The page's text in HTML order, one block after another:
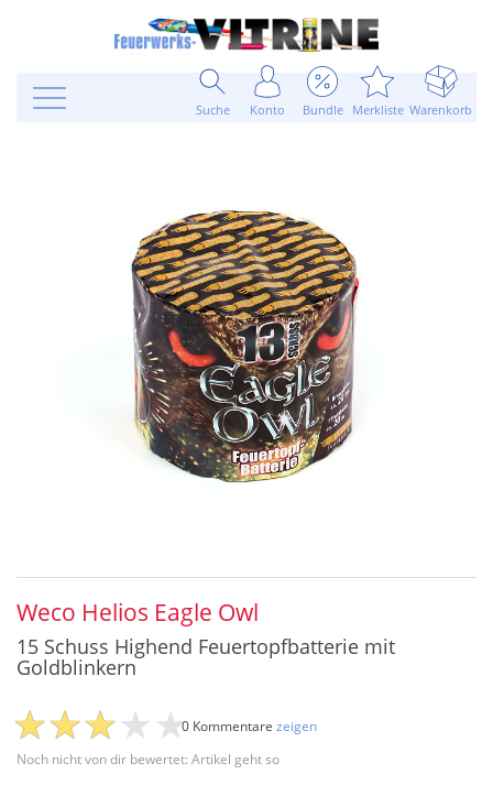
Suche Konto Bundle Merkliste Warenkorb
Weco Helios Eagle Owl
15 Schuss Highend Feuertopfbatterie mit
Goldblinkern
Noch nicht von dir bewertet: Artikel geht so
0 Kommentare zeigen